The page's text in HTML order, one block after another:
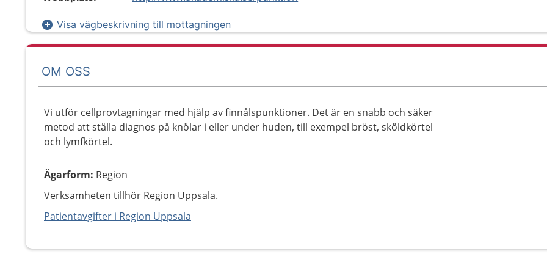
Visa vägbeskrivning till mottagningen
OM OSS
Vi utför cellprovtagningar med hjälp av finnålspunktioner. Det är en snabb och säker
metod att ställa diagnos på knölar i eller under huden, till exempel bröst, sköldkörtel
och lymfkörtel.
Ägarform: Region
Verksamheten tillhör Region Uppsala.
Patientavgifter i Region Uppsala